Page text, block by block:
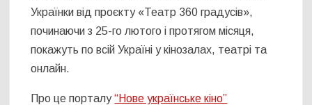
Українки від проєкту «Театр 360 градусів»,
починаючи з 25-го лютого і протягом місяця,
покажуть по всій Україні у кінозалах, театрі та
онлайн.
Про це порталу“Нове українське кіно”